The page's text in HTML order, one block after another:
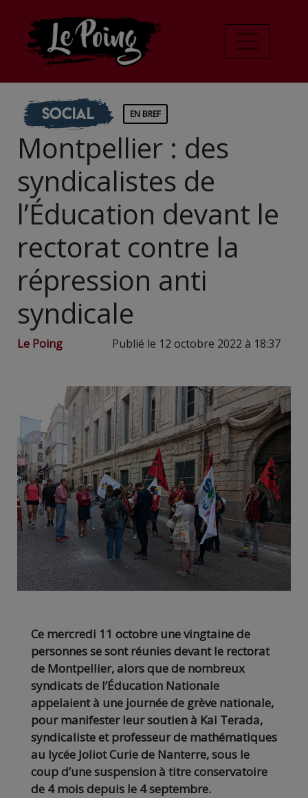
Social EN BREF
Montpellier : des
syndicalistes de
l’Éducation devant le
rectorat contre la
répression anti
syndicale
Le Poing Publié le 12 octobre 2022 à 18:37
Ce mercredi 11 octobre une vingtaine de
personnes se sont réunies devant le rectorat
de Montpellier, alors que de nombreux
syndicats de l’Éducation Nationale
appelaient à une journée de grève nationale,
pour manifester leur soutien à Kai Terada,
syndicaliste et professeur de mathématiques
au lycée Joliot Curie de Nanterre, sous le
coup d’une suspension à titre conservatoire
de 4 mois depuis le 4 septembre.